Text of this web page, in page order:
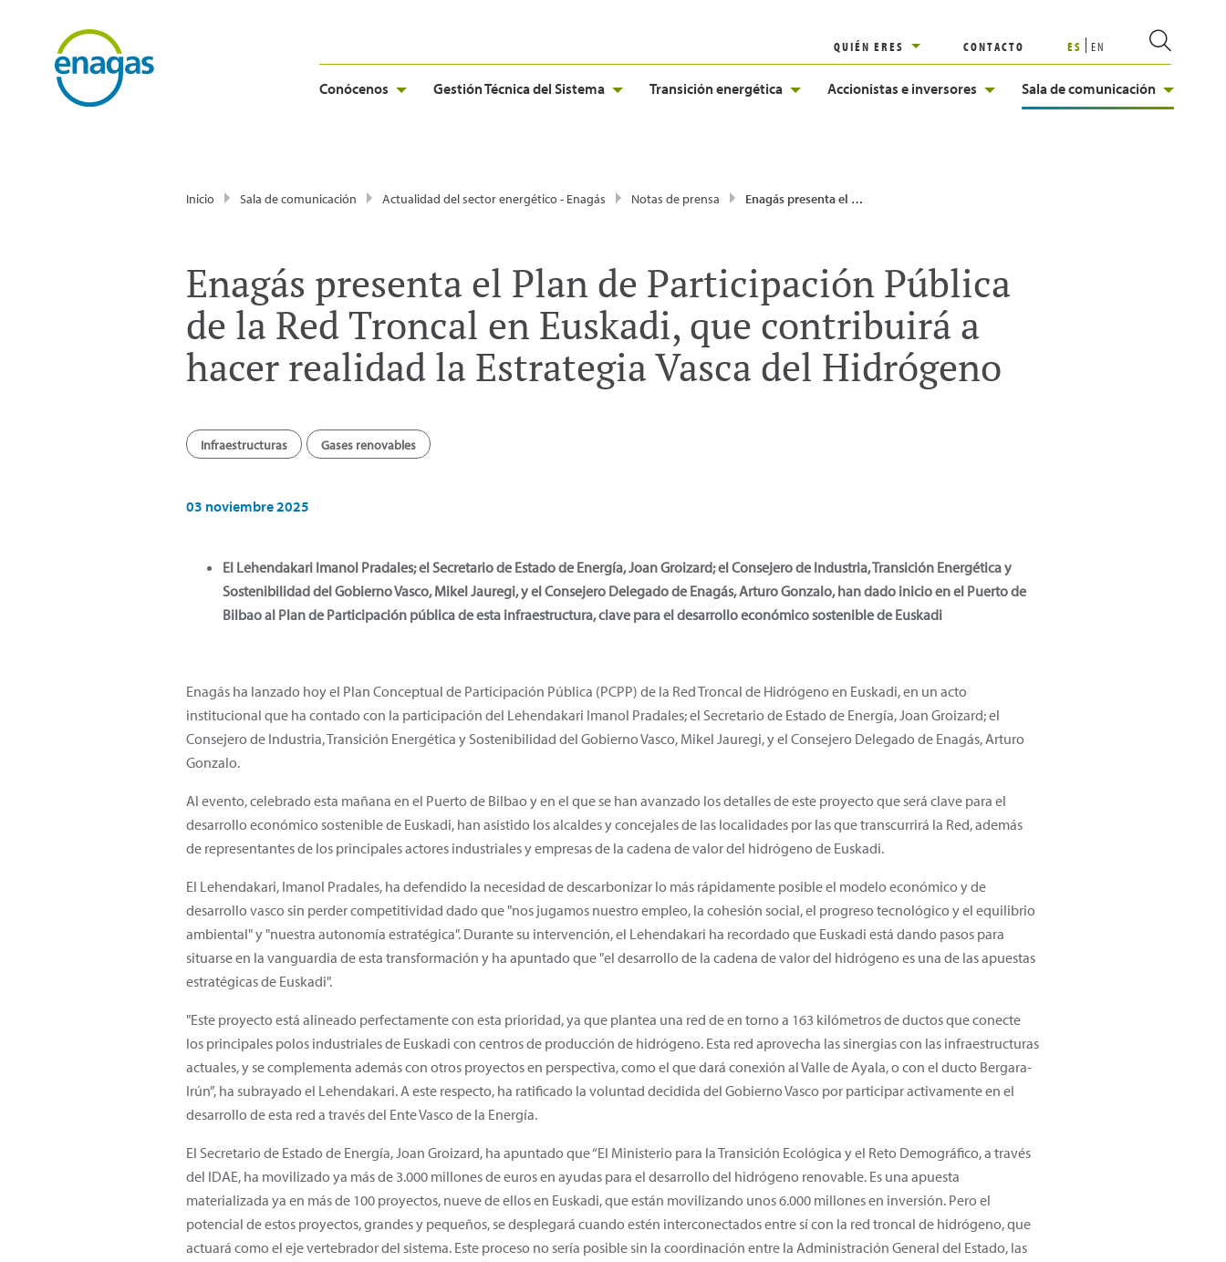
QUIÉN ERES CONTACTO ES EN
Conócenos Gestión Técnica del Sistema Transición energética Accionistas e inversores Sala de comunicación
Inicio Sala de comunicación Actualidad del sector energético - Enagás Notas de prensa Enagás presenta el Plan de Participación Pública de la Red Troncal en Euskadi, que contribuirá a hacer realidad la Estrategia Vasca del Hidrógeno
Enagás presenta el Plan de Participación Pública
de la Red Troncal en Euskadi, que contribuirá a
hacer realidad la Estrategia Vasca del Hidrógeno
Infraestructuras Gases renovables
03 noviembre 2025
El Lehendakari Imanol Pradales; el Secretario de Estado de Energía, Joan Groizard; el Consejero de Industria, Transición Energética y
Sostenibilidad del Gobierno Vasco, Mikel Jauregi, y el Consejero Delegado de Enagás, Arturo Gonzalo, han dado inicio en el Puerto de
Bilbao al Plan de Participación pública de esta infraestructura, clave para el desarrollo económico sostenible de Euskadi
Enagás ha lanzado hoy el Plan Conceptual de Participación Pública (PCPP) de la Red Troncal de Hidrógeno en Euskadi, en un acto
institucional que ha contado con la participación del Lehendakari Imanol Pradales; el Secretario de Estado de Energía, Joan Groizard; el
Consejero de Industria, Transición Energética y Sostenibilidad del Gobierno Vasco, Mikel Jauregi, y el Consejero Delegado de Enagás, Arturo
Gonzalo.
Al evento, celebrado esta mañana en el Puerto de Bilbao y en el que se han avanzado los detalles de este proyecto que será clave para el
desarrollo económico sostenible de Euskadi, han asistido los alcaldes y concejales de las localidades por las que transcurrirá la Red, además
de representantes de los principales actores industriales y empresas de la cadena de valor del hidrógeno de Euskadi.
El Lehendakari, Imanol Pradales, ha defendido la necesidad de descarbonizar lo más rápidamente posible el modelo económico y de
desarrollo vasco sin perder competitividad dado que "nos jugamos nuestro empleo, la cohesión social, el progreso tecnológico y el equilibrio
ambiental" y "nuestra autonomía estratégica". Durante su intervención, el Lehendakari ha recordado que Euskadi está dando pasos para
situarse en la vanguardia de esta transformación y ha apuntado que "el desarrollo de la cadena de valor del hidrógeno es una de las apuestas
estratégicas de Euskadi".
"Este proyecto está alineado perfectamente con esta prioridad, ya que plantea una red de en torno a 163 kilómetros de ductos que conecte
los principales polos industriales de Euskadi con centros de producción de hidrógeno. Esta red aprovecha las sinergias con las infraestructuras
actuales, y se complementa además con otros proyectos en perspectiva, como el que dará conexión al Valle de Ayala, o con el ducto Bergara-
Irún”, ha subrayado el Lehendakari. A este respecto, ha ratificado la voluntad decidida del Gobierno Vasco por participar activamente en el
desarrollo de esta red a través del Ente Vasco de la Energía.
El Secretario de Estado de Energía, Joan Groizard, ha apuntado que “El Ministerio para la Transición Ecológica y el Reto Demográfico, a través
del IDAE, ha movilizado ya más de 3.000 millones de euros en ayudas para el desarrollo del hidrógeno renovable. Es una apuesta
materializada ya en más de 100 proyectos, nueve de ellos en Euskadi, que están movilizando unos 6.000 millones en inversión. Pero el
potencial de estos proyectos, grandes y pequeños, se desplegará cuando estén interconectados entre sí con la red troncal de hidrógeno, que
actuará como el eje vertebrador del sistema. Este proceso no sería posible sin la coordinación entre la Administración General del Estado, las